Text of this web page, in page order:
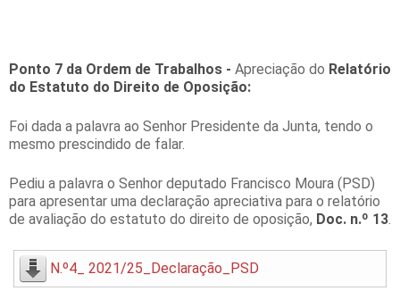
Ponto 7 da Ordem de Trabalhos - Apreciação do Relatório
do Estatuto do Direito de Oposição:
Foi dada a palavra ao Senhor Presidente da Junta, tendo o
mesmo prescindido de falar.
Pediu a palavra o Senhor deputado Francisco Moura (PSD)
para apresentar uma declaração apreciativa para o relatório
de avaliação do estatuto do direito de oposição, Doc. n.º 13
N.º4_ 2021/25_Declaração_PSD